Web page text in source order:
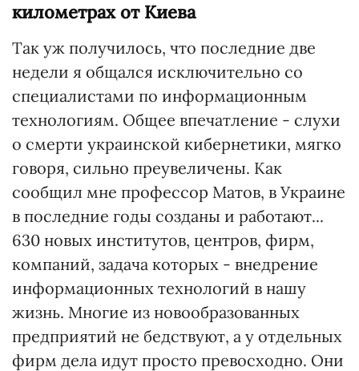
километрах от Киева
Так уж получилось, что последние две
недели я общался исключительно со
специалистами по информационным
технологиям. Общее впечатление - слухи
о смерти украинской кибернетики, мягко
говоря, сильно преувеличены. Как
сообщил мне профессор Матов, в Украине
в последние годы созданы и работают...
630 новых институтов, центров, фирм,
компаний, задача которых - внедрение
информационных технологий в нашу
жизнь. Многие из новообразованных
предприятий не бедствуют, а у отдельных
фирм дела идут просто превосходно. Они